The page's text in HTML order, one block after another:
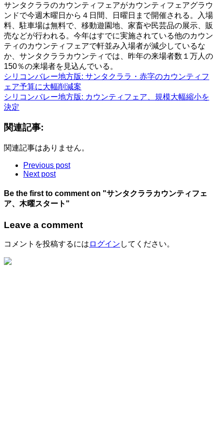
サンタクララのカウンティフェアがカウンティフェアグラウ
ンドで今週木曜日から４日間、日曜日まで開催される。入場
料、駐車場は無料で、移動遊園地、家畜や民芸品の展示、販
売などが行われる。今年はすでに実施されている他のカウン
ティのカウンティフェアで軒並み入場者が減少しているな
か、サンタクララカウンティでは、昨年の来場者数１万人の
150％の来場者を見込んでいる。
シリコンバレー地方版: サンタクララ・赤字のカウンティフ
ェア予算に大幅削減案
シリコンバレー地方版: カウンティフェア、規模大幅縮小を
決定
関連記事:
関連記事はありません。
Previous post
Next post
Be the first to comment on "サンタクララカウンティフェ
ア、木曜スタート"
Leave a comment
コメントを投稿するには ログイン してください。